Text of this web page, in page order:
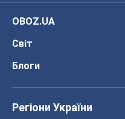
OBOZ.UA
Світ
Блоги
Регіони України